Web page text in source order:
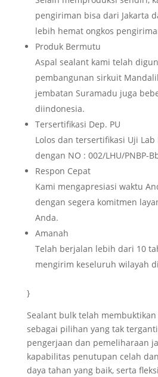
pengiriman bisa dari Jakarta
lebih hemat ongkos
Produk Bermutu
Aspal sealant kami telah
pembangunan sirkuit
jembatan Suramadu juga
diindonesia.
Tersertifikasi Dep. PU
Lolos dan tersertifikasi Uji Lab
dengan NO : 002/LHU/PNBP-
Respon Cepat
Kami mengapresiasi waktu
dengan segera komitmen
Anda.
Amanah
Telah berjalan lebih dari 10
mengirim keseluruh wilayah
}
Sealant bulk telah
sebagai pilihan yang tak
pengerjaan dan pemeliharaan
kapabilitas penutupan celah
daya tahan yang baik, serta